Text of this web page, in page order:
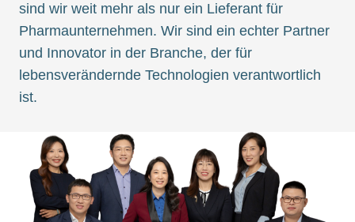
sind wir weit mehr als nur ein Lieferant für
Pharmaunternehmen. Wir sind ein echter Partner
und Innovator in der Branche, der für
lebensverändernde Technologien verantwortlich
ist.